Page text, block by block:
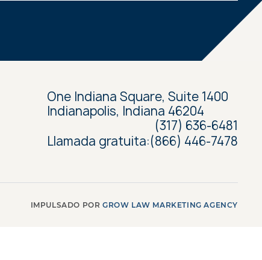
One Indiana Square, Suite 1400
Indianapolis, Indiana 46204
(317) 636-6481
Llamada gratuita:(866) 446-7478
IMPULSADO POR GROW LAW MARKETING AGENCY